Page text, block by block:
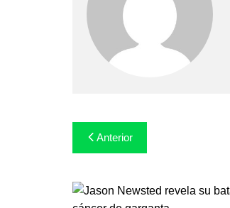
Navegación
de
entradas
Anterior